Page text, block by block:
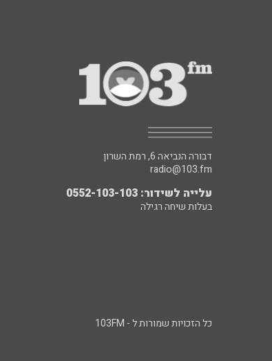
דבורה הנביאה 6, רמת השרון
radio@103.fm
עלייה לשידור: 0552-103-103
בעלות שיחה רגילה
כל הזכויות שמורות ל - 103FM